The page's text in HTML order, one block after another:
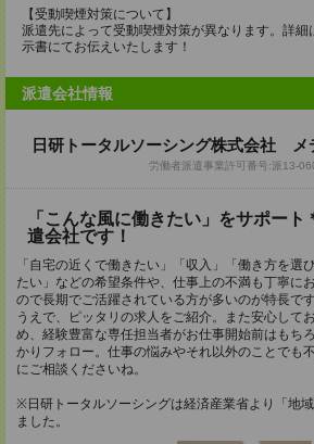
【受動喫煙対策について】
派遣先によって受動喫煙対策が異なります。詳細
示書にてお伝えいたします！
派遣会社情報
日研トータルソーシング株式会社 メ
労働者派遣事業許可番号:派13-
「こんな風に働きたい」をサポート
遣会社です！
「自宅の近くで働きたい」「収入」「働き方を選
たい」などの希望条件や、仕事上の不満も丁寧に
ので長期でご活躍されている方が多いのが特長で
うえで、ピッタリの求人をご紹介。また安心して
め、経験豊富な専任担当者がお仕事開始前はもち
かりフォロー。仕事の悩みやそれ以外のことでも
にご相談くださいね。
※日研トータルソーシングは経済産業省より「地
ました。